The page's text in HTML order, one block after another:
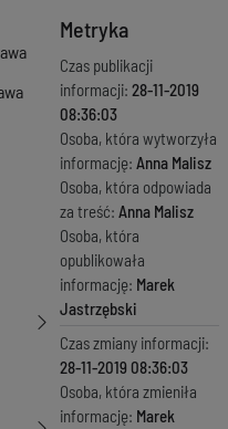
Metryka
Czas publikacji
informacji: 28-11-2019
08:36:03
Osoba, która wytworzyła
informację: Anna Malisz
Osoba, która odpowiada
za treść: Anna Malisz
Osoba, która
opublikowała
informację: Marek
Jastrzębski
Czas zmiany informacji:
28-11-2019 08:36:03
Osoba, która zmieniła
informację: Marek